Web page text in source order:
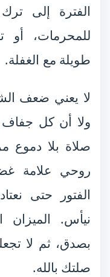
الفترة إلى
للمحرمات، أو
طويلة مع الغفلة.
لا يعني ضعف
ولا أن كل
صلاة بلا دموع
روحي علامة
الفتور حتى
نيأس.
بصدق، ثم لا
صلتك بالله.